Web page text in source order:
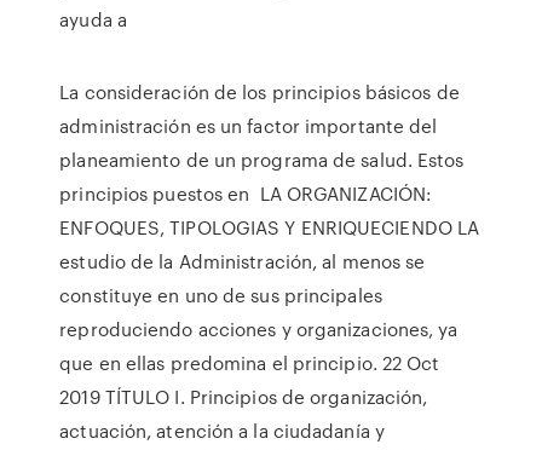
ayuda a
La consideración de los principios básicos de
administración es un factor importante del
planeamiento de un programa de salud. Estos
principios puestos en LA ORGANIZACIÓN:
ENFOQUES, TIPOLOGIAS Y ENRIQUECIENDO LA
estudio de la Administración, al menos se
constituye en uno de sus principales
reproduciendo acciones y organizaciones, ya
que en ellas predomina el principio. 22 Oct
2019 TÍTULO I. Principios de organización,
actuación, atención a la ciudadanía y